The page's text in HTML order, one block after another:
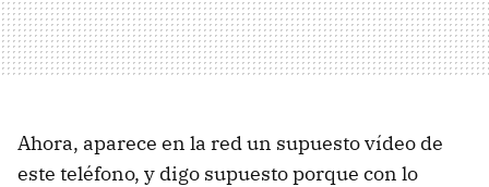
Ahora, aparece en la red un supuesto vídeo de
este teléfono, y digo supuesto porque con lo